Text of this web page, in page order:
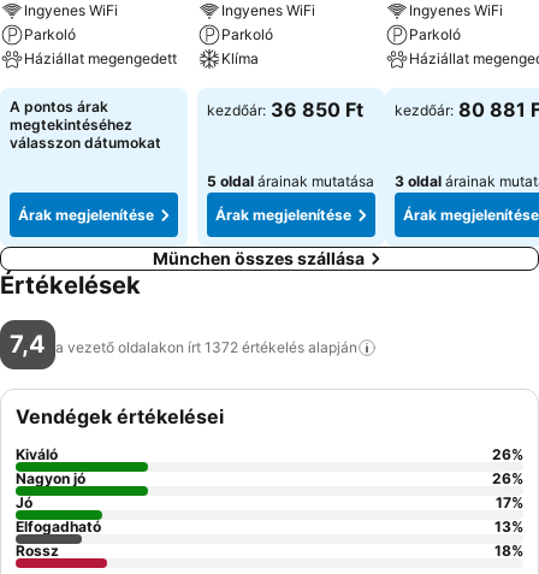
Ingyenes WiFi
Parkoló
Háziállat megengedett
A pontos árak
megtekintéséhez
válasszon dátumokat
Árak megjelenítése
Ingyenes WiFi
Parkoló
Klíma
kezdőár: 36 850 Ft
5 oldal árainak mutatása
Árak megjelenítése
Ingyenes WiFi
Parkoló
Háziállat
kezdőár: 80 881
3 oldal árainak
Árak megjelenítése
München összes szállása
Értékelések
7,4 a vezető oldalakon írt 1372 értékelés alapján
Vendégek értékelései
Kiváló 26%
Nagyon jó
26%
Jó
17%
Elfogadható
13%
Rossz
18%